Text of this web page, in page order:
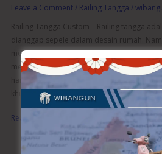
Leave a Comment / Railing Tangga /
Railing Tangga Custom – Railing tangga
dianggap sepele dalam desain rumah.
menambahkan sentuhan personal dan
memilih railing tangga custom bisa
hanya memberikan fungsi keamanan,
khusus juga mampu memperkuat karakter
Read More »